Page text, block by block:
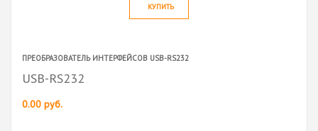
КУПИТЬ
ПРЕОБРАЗОВАТЕЛЬ ИНТЕРФЕЙСОВ USB-RS232
USB-RS232
0.00 руб.